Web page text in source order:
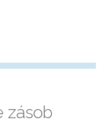
zásob